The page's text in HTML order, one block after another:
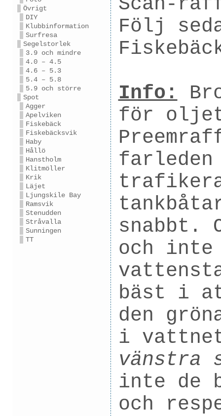
Övrigt
DIY
Klubbinformation
Surfresa
Segelstorlek
3.9 och mindre
4.0 – 4.5
4.6 – 5.3
5.4 – 5.8
5.9 och större
Spot
Agger
Apelviken
Fiskebäck
Fiskebäcksvik
Haby
Hållö
Hanstholm
Klitmöller
Krik
Läjet
Ljungskile Bay
Ramsvik
Stenudden
Stråvalla
Sunningen
TT
Följ
Info:
för
snabbt.
och inte
bäst i
den
i
vänstra
inte de
och